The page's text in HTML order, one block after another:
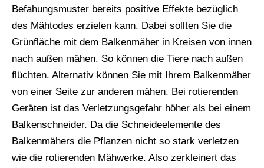
Befahungsmuster bereits positive Effekte bezüglich
des Mähtodes erzielen kann. Dabei sollten Sie die
Grünfläche mit dem Balkenmäher in Kreisen von innen
nach außen mähen. So können die Tiere nach außen
flüchten. Alternativ können Sie mit Ihrem Balkenmäher
von einer Seite zur anderen mähen. Bei rotierenden
Geräten ist das Verletzungsgefahr höher als bei einem
Balkenschneider. Da die Schneideelemente des
Balkenmähers die Pflanzen nicht so stark verletzen
wie die rotierenden Mähwerke. Also zerkleinert das